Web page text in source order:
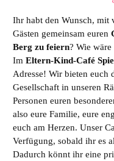
Ihr habt den Wunsch, mit
Gästen gemeinsam euren
Berg zu feiern? Wie wäre
ImEltern-Kind-Café
Adresse! Wir bieten euch
Gesellschaft in unseren
Personen euren
also eure Familie, eure
euch am Herzen. Unser
Verfügung, sobald ihr es
Dadurch könnt ihr eine